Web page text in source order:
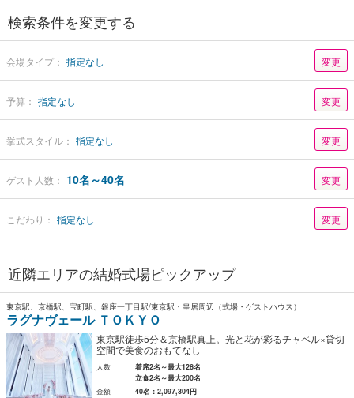
検索条件を変更する
会場タイプ： 指定なし 変更
予算： 指定なし 変更
挙式スタイル： 指定なし 変更
ゲスト人数： 10名～40名 変更
こだわり： 指定なし 変更
近隣エリアの結婚式場ピックアップ
東京駅、京橋駅、宝町駅、銀座一丁目駅/東京駅・皇居周辺（式場・ゲストハウス）
ラグナヴェール ＴＯＫＹＯ
東京駅徒歩5分＆京橋駅真上。光と花が彩るチャペル×貸切
空間で美食のおもてなし
人数
着席2名～最大128名
立食2名～最大200名
金額
40名：2,097,304円